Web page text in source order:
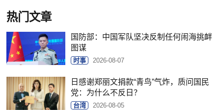
热门文章
国防部：中国军队坚决反制任何闹海挑衅
图谋
时事 2026-08-07
日感谢郑丽文捐款“青鸟”气炸，质问国民
党：为什么不反日？
台湾 2026-08-05